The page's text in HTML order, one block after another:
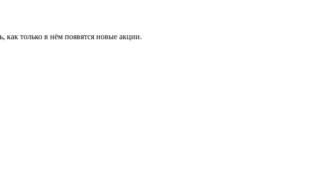
как только в нём появятся новые акции.